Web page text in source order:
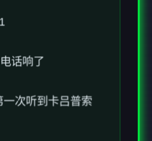
话响了
次听到卡吕普索
至1.2.4